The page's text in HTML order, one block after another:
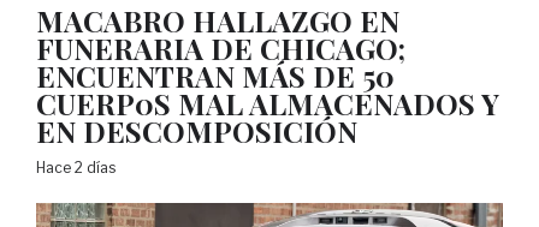
MACABRO HALLAZGO EN
FUNERARIA DE CHICAGO;
ENCUENTRAN MÁS DE 50
CUERP0S MAL ALMACENADOS Y
EN DESCOMPOSICIÓN
Hace 2 días